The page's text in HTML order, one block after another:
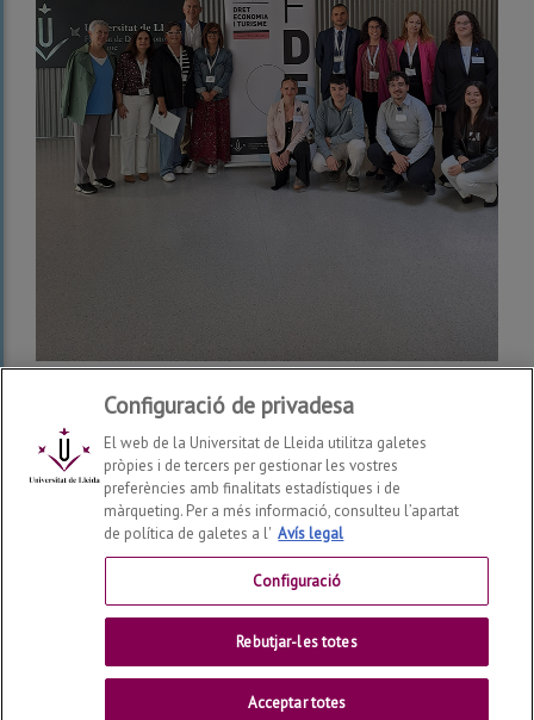
Facultat de Dret, Economia i Turisme2026
Contactar
Universitat de Lleida
Configuració de privadesa
El web de la Universitat de Lleida utilitza galetes
pròpies i de tercers per gestionar les vostres
preferències amb finalitats estadístiques i de
màrqueting. Per a més informació, consulteu l’apartat
de política de galetes a l' Avís legal
Configuració
Rebutjar-les totes
Acceptar totes